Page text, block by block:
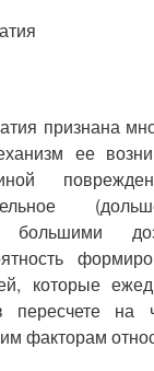
признана
ее
большими
которые
на
факторам